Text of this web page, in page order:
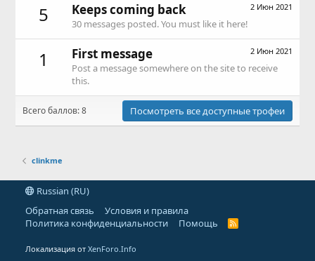
5 2 Июн 2021
Keeps coming back
30 messages posted. You must like it here!
1 2 Июн 2021
First message
Post a message somewhere on the site to receive
this.
Всего баллов: 8 Посмотреть все доступные трофеи
clinkme
Russian (RU)
Обратная связь
Условия и правила
Политика конфиденциальности
Помощь
R
Локализация отXenForo.Info